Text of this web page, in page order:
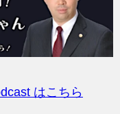
はこちら